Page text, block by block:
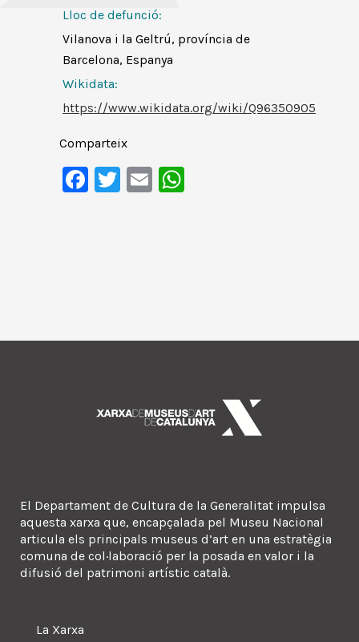
Lloc de defunció:
Vilanova i la Geltrú, província de
Barcelona, Espanya
Wikidata:
https://www.wikidata.org/wiki/Q96350905
Comparteix
Facebook
Twitter
Email
El Departament de Cultura de la Generalitat impulsa
aquesta xarxa que, encapçalada pel Museu Nacional
articula els principals museus d’art en una estratègia
comuna de col·laboració per la posada en valor i la
difusió del patrimoni artístic català.
La Xarxa